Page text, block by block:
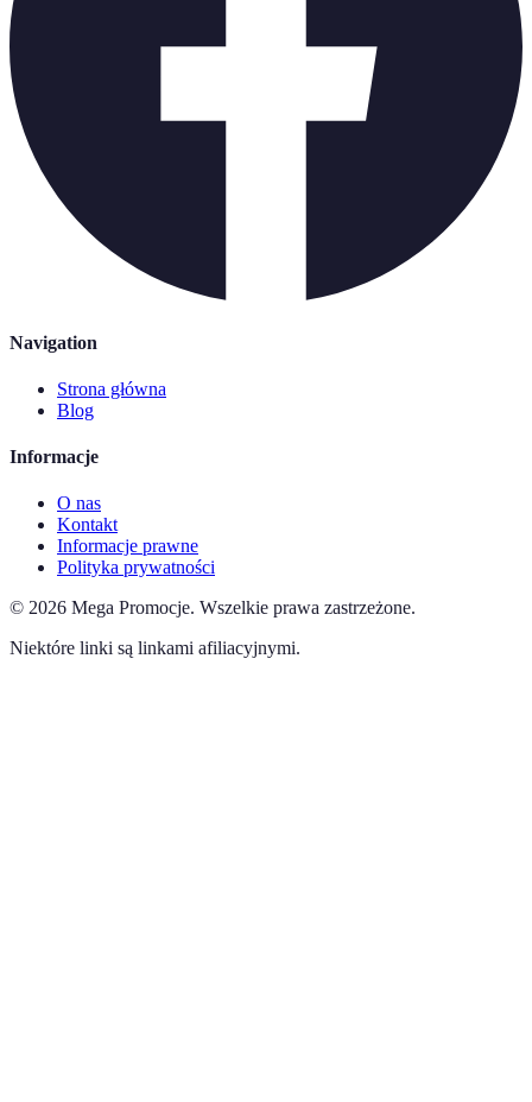
Navigation
Strona główna
Blog
Informacje
O nas
Kontakt
Informacje prawne
Polityka prywatności
© 2026 Mega Promocje. Wszelkie prawa zastrzeżone.
Niektóre linki są linkami afiliacyjnymi.